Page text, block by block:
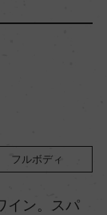
フルボディ
イン。スパ